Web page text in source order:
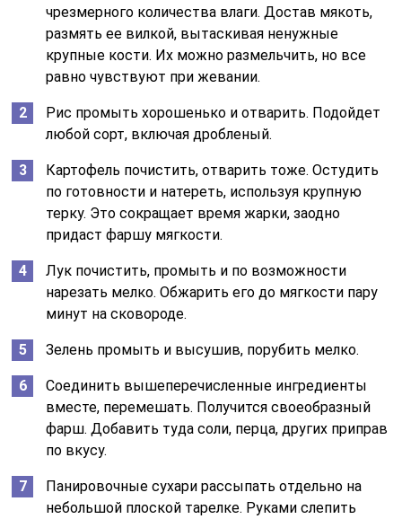
чрезмерного количества влаги. Достав мякоть,
размять ее вилкой, вытаскивая ненужные
крупные кости. Их можно размельчить, но все
равно чувствуют при жевании.
Рис промыть хорошенько и отварить. Подойдет
любой сорт, включая дробленый.
Картофель почистить, отварить тоже. Остудить
по готовности и натереть, используя крупную
терку. Это сокращает время жарки, заодно
придаст фаршу мягкости.
Лук почистить, промыть и по возможности
нарезать мелко. Обжарить его до мягкости пару
минут на сковороде.
Зелень промыть и высушив, порубить мелко.
Соединить вышеперечисленные ингредиенты
вместе, перемешать. Получится своеобразный
фарш. Добавить туда соли, перца, других приправ
по вкусу.
Панировочные сухари рассыпать отдельно на
небольшой плоской тарелке. Руками слепить